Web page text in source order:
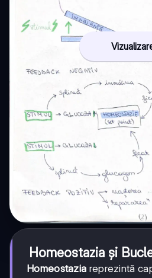
Homeostazia și
Homeostazia reprezintă